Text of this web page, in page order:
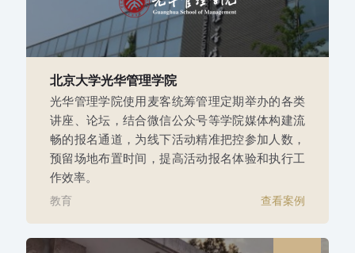
北京大学光华管理学院
光华管理学院使用麦客统筹管理定期举办的各类
讲座、论坛，结合微信公众号等学院媒体构建流
畅的报名通道，为线下活动精准把控参加人数，
预留场地布置时间，提高活动报名体验和执行工
作效率。
教育 查看案例